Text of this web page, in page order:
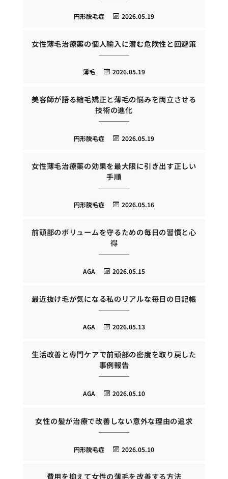
2026.05.19
円形脱毛症
女性薄毛治療薬の個人輸入に潜む危険性と回避策
2026.05.19
薄毛
美容師が語る縮毛矯正と薄毛の悩みを両立させる
技術の進化
2026.05.19
円形脱毛症
女性薄毛治療薬の効果を最大限に引き出す正しい
手順
2026.05.16
円形脱毛症
前頭部のボリュームを守るための毎日の習慣と心
得
2026.05.15
AGA
最近抜け毛が気になる私のリアルな毎日の日記帳
2026.05.13
AGA
生活改善と専門ケアで前頭部の密度を取り戻した
事例報告
2026.05.10
AGA
女性の髪が治療で改善しない意外な理由の追求
2026.05.10
円形脱毛症
費用を抑えて女性の薄毛を改善する方法